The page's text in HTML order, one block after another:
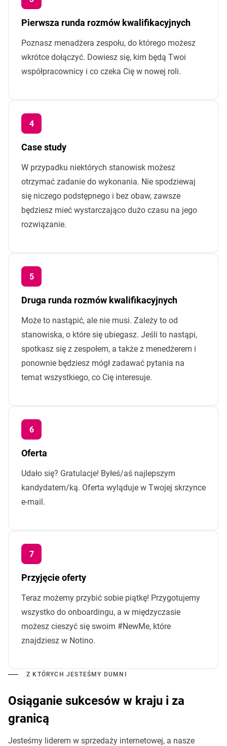
Pierwsza runda rozmów kwalifikacyjnych
Poznasz menadżera zespołu, do którego możesz
wkrótce dołączyć. Dowiesz się, kim będą Twoi
współpracownicy i co czeka Cię w nowej roli.
Case study
W przypadku niektórych stanowisk możesz
otrzymać zadanie do wykonania. Nie spodziewaj
się niczego podstępnego i bez obaw, zawsze
będziesz mieć wystarczająco dużo czasu na jego
rozwiązanie.
Druga runda rozmów kwalifikacyjnych
Może to nastąpić, ale nie musi. Zależy to od
stanowiska, o które się ubiegasz. Jeśli to nastąpi,
spotkasz się z zespołem, a także z menedżerem i
ponownie będziesz mógł zadawać pytania na
temat wszystkiego, co Cię interesuje.
Oferta
Udało się? Gratulacje! Byłeś/aś najlepszym
kandydatem/ką. Oferta wyląduje w Twojej skrzynce
e-mail.
Przyjęcie oferty
Teraz możemy przybić sobie piątkę! Przygotujemy
wszystko do onboardingu, a w międzyczasie
możesz cieszyć się swoim #NewMe, które
znajdziesz w Notino.
Z KTÓRYCH JESTEŚMY DUMNI
Osiąganie sukcesów w kraju i za
granicą
Jesteśmy liderem w sprzedaży internetowej, a nasze